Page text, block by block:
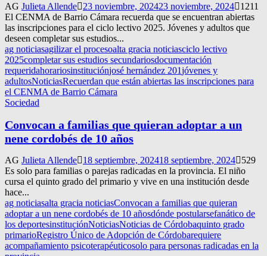
AG Julieta Allende 23 noviembre, 202423 noviembre, 2024
1211
El CENMA de Barrio Cámara recuerda que se encuentran abiertas
las inscripciones para el ciclo lectivo 2025. Jóvenes y adultos que
deseen completar sus estudios...
ag noticiasagilizar el procesoalta gracia noticiasciclo lectivo
2025completar sus estudios secundariosdocumentación
requeridahorariosinstituciónjosé hernández 201jóvenes y
adultosNoticiasRecuerdan que están abiertas las inscripciones para
el CENMA de Barrio Cámara
Sociedad
Convocan a familias que quieran adoptar a un
nene cordobés de 10 años
AG Julieta Allende 18 septiembre, 202418 septiembre, 2024
529
Es solo para familias o parejas radicadas en la provincia. El niño
cursa el quinto grado del primario y vive en una institución desde
hace...
ag noticiasalta gracia noticiasConvocan a familias que quieran
adoptar a un nene cordobés de 10 añosdónde postularsefanático de
los deportesinstituciónNoticiasNoticias de Córdobaquinto grado
primarioRegistro Único de Adopción de Córdobarequiere
acompañamiento psicoterapéuticosolo para personas radicadas en la